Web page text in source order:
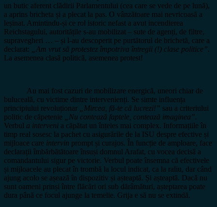
un butic aferent clădirii Parlamentului (cea care se vede de pe lună),
a aprins bricheta și a plecat la pas. O vânzătoare mai nevricoasă a
leșinat. Amintindu-și ce rol istoric nefast a avut incendierea
Reichstagului, autoritățile s-au mobilizat – sute de agenți, de filtre,
supravegheri … – și l-au descoperit pe purtătorul de brichetă, care a
declarat:
„Am vrut să protestez împotriva întregii (!) clase politice”.
La asemenea clasă politică, asemenea protest!
Au mai fost cazuri de mobilizare energică, uneori chiar de
buluceală, cu victime dintre intervenienți. Se simte influența
principiului revoluționar
„Mircea, fă-te că lucrezi!” sau a criteriului
politic de căpetenie
„Nu contează faptele, contează imaginea”.
Verbul a interveni a căpătat un înțeles mai complex. Informațiile în
timp real sosesc la pachet cu asigurările de la ISU despre efective și
mijloace care intervin prompt și curajos. În funcție de amploare, face
declarații îmbărbătătoare însuși domnul Arafat, cu vocea decisă a
comandantului sigur pe victorie. Verbul poate însemna că efectivele
și mijloacele au plecat în trombă la locul indicat, ca la raliu, dar când
ajung acolo se așează în dispozitiv și așteaptă. Și așteaptă. Dacă nu
sunt oameni prinși între flăcări ori sub dărâmături, așteptarea poate
dura până ce focul ajunge la temelie. Grija e să nu se extindă.